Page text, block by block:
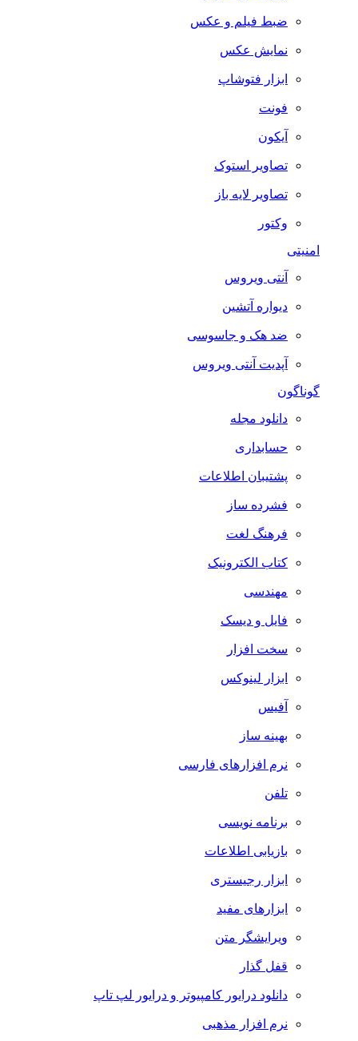
ضبط فيلم و عكس
نمایش عکس
ابزار فتوشاپ
فونت
آیکون
تصاویر استوک
تصاویر لایه باز
وکتور
آنتی ویروس
دیواره آتشین
ضد هک و جاسوسی
آپدیت آنتی ویروس
گوناگون
دانلود مجله
حسابداری
پشتیبان اطلاعات
فشرده ساز
فرهنگ لغت
کتاب الکترونیک
مهندسی
فایل و دیسک
سخت افزار
ابزار لینوکس
آفیس
بهینه ساز
نرم افزارهای فارسی
تلفن
برنامه نویسی
بازیابی اطلاعات
ابزار رجیستری
ابزارهای مفید
ویرایشگر متن
قفل گذار
دانلود درایور کامپیوتر و درایور لپ تاپ
نرم افزار مذهبی